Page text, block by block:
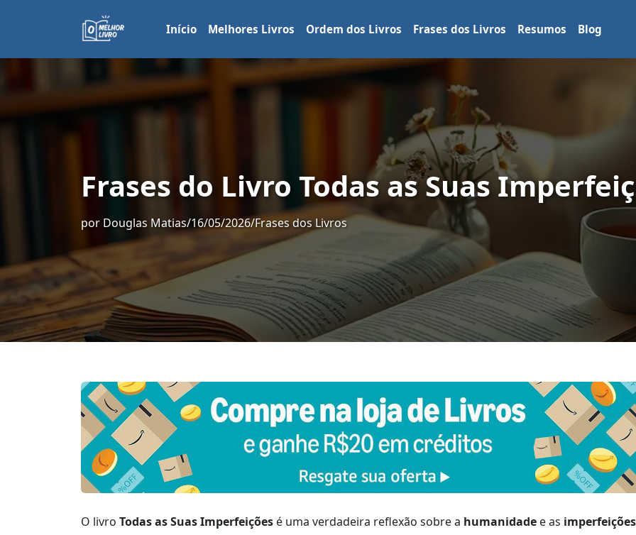
Início Melhores Livros Ordem dos Livros Frases dos Livros Resumos Blog
Frases do Livro Todas as Suas
por Douglas Matias/16/05/2026/Frases dos Livros
O livro Todas as Suas Imperfeições é uma verdadeira reflexão sobre a humanidade e as imperfeições